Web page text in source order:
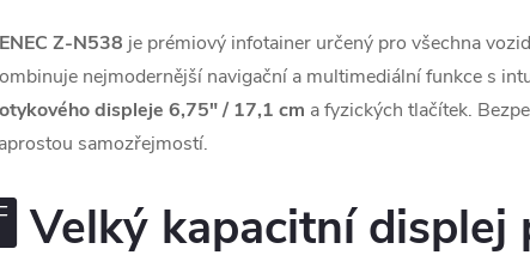
Z-N538 je prémiový infotainer určený pro všechna
nejmodernější navigační a multimediální funkce s
displeje 6,75" / 17,1 cm a fyzických tlačítek.
samozřejmostí.
Velký kapacitní displej